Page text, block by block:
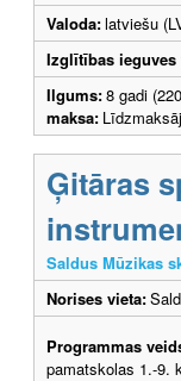
Valoda:latviešu
Izglītības ieguves
Ilgums:8 gadi
maksa:
Ģitāras
Saldus Mūzikas
Norises vieta:
Programmas
pamatskolas 1.-9.